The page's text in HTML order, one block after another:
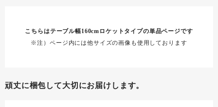
こちらはテーブル幅160cmロケットタイプの単品ページです
※注）ページ内には他サイズの画像も使用しております
頑丈に梱包して大切にお届けします。